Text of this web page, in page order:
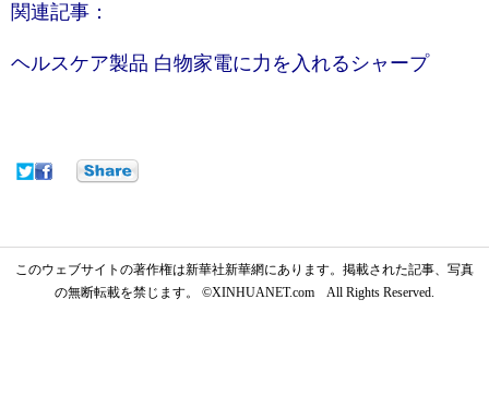
関連記事：
ヘルスケア製品 白物家電に力を入れるシャープ
このウェブサイトの著作権は新華社新華網にあります。掲載された記事、写真
の無断転載を禁じます。 ©XINHUANET.com All Rights Reserved.